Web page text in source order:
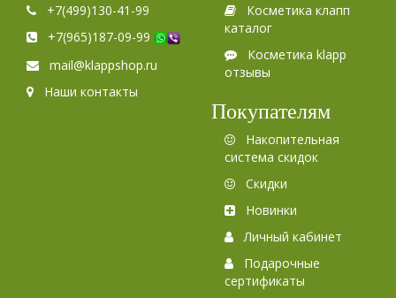
+7(499)130-41-99
+7(965)187-09-99
mail@klappshop.ru
Наши контакты
Косметика клапп
каталог
Косметика klapp
отзывы
Покупателям
Накопительная
система скидок
Скидки
Новинки
Личный кабинет
Подарочные
сертификаты